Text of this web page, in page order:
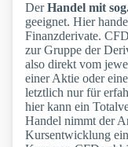
DerHandel mit
geeignet. Hier
Finanzderivate.
zur Gruppe der
also direkt vom
einer Aktie oder
letztlich nur für
hier kann ein
Handel nimmt der
Kursentwicklung